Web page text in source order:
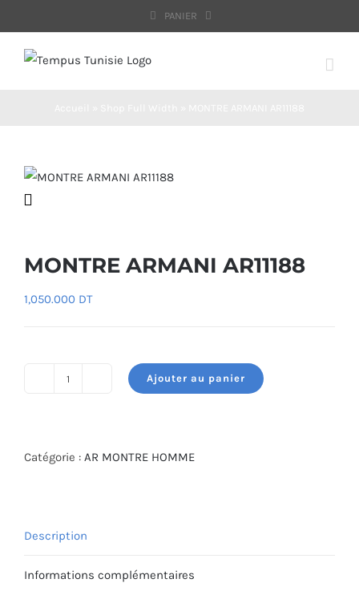
au
contenu
PANIER
MONTRE ARMANI AR11188
1,050.000 DT
ARMANI
Ajouter au panier
Catégorie : AR MONTRE HOMME
Description
Informations complémentaires